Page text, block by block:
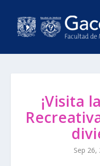
¡Visita
Sep 26,